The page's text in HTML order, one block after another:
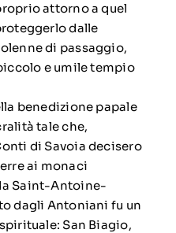
attorno a quel
dalle
di passaggio,
e umile tempio
benedizione papale
tale che,
di Savoia decisero
ai monaci
Saint-Antoine-
dagli Antoniani fu un
San Biagio,